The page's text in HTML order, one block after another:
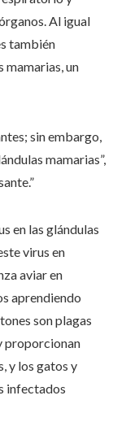
Al igual
también
mamarias, un
sin embargo,
mamarias”,
en las glándulas
virus en
aviar en
aprendiendo
son plagas
proporcionan
y los gatos y
infectados